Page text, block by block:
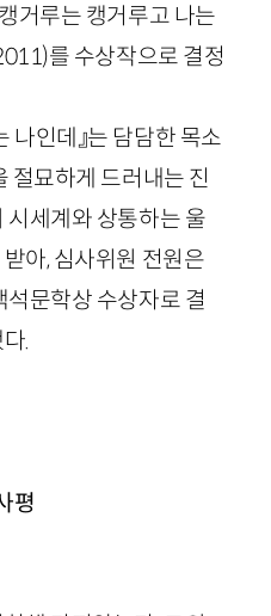
거루는 캥거루고 나는
)를 수상작으로 결정
나인데』는 담담한 목소
절묘하게 드러내는 진
시세계와 상통하는 울
아, 심사위원 전원은
석문학상 수상자로 결
.
평